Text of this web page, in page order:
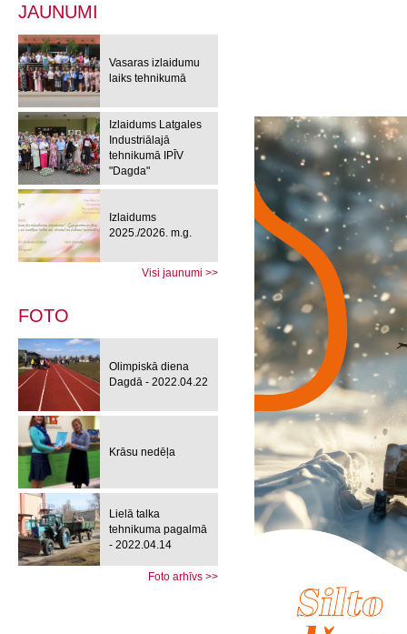
JAUNUMI
Vasaras izlaidumu
laiks tehnikumā
Izlaidums Latgales
Industriālajā
tehnikumā IPĪV
"Dagda"
Izlaidums
2025./2026. m.g.
Visi jaunumi >>
FOTO
Olimpiskā diena
Dagdā - 2022.04.22
Krāsu nedēļa
Lielā talka
tehnikuma pagalmā
- 2022.04.14
Foto arhīvs >>